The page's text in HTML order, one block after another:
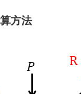
方法